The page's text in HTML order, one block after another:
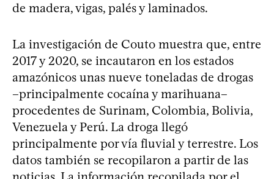
de madera, vigas, palés y laminados.
La investigación de Couto muestra que, entre
2017 y 2020, se incautaron en los estados
amazónicos unas nueve toneladas de drogas
–principalmente cocaína y marihuana–
procedentes de Surinam, Colombia, Bolivia,
Venezuela y Perú. La droga llegó
principalmente por vía fluvial y terrestre. Los
datos también se recopilaron a partir de las